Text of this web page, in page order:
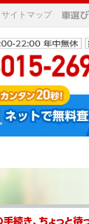
サイトマップ